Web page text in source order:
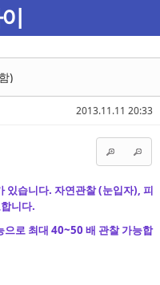
2013.11.11 20:33
)
있습니다. 자연관찰 (눈입자), 피
니다.
으로 최대 40~50 배 관찰 가능합